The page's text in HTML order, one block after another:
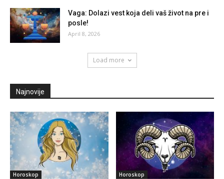
Vaga: Dolazi vest koja deli vaš život na pre i
posle!
April 8, 2026
Load more
Najnovije
Horoskop Horoskop